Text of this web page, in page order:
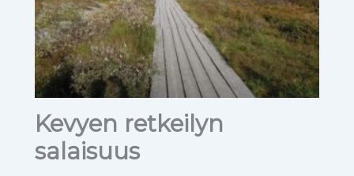
Kevyen retkeilyn
salaisuus